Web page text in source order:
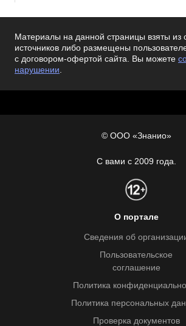
Материалы на данной страницы взяты из
источников либо размещены
с договором-офертой сайта. Вы можете
нарушении.
© ООО «Знанио»
С вами с 2009 года.
О портале
Сведения об
Пользовательское
соглашение
Политика
Политика персональных
Проверка документов